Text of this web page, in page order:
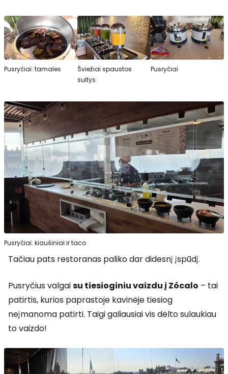
Pusryčiai: tamales
Šviežiai spaustos
sultys
Pusryčiai
Pusryčiai: kiaušiniai ir taco
Tačiau pats restoranas paliko dar didesnį įspūdį.
Pusryčius valgaisu tiesioginiu vaizdu į Zócalo – tai
patirtis, kurios paprastoje kavinėje tiesiog
neįmanoma patirti. Taigi galiausiai vis dėlto sulaukiau
to vaizdo!